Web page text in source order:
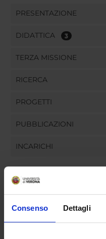
Consenso Dettagli
PRESENTAZIONE
DIDATTICA 3
TERZA MISSIONE
RICERCA
PROGETTI
PUBBLICAZIONI
INCARICHI
GOVERNANCE